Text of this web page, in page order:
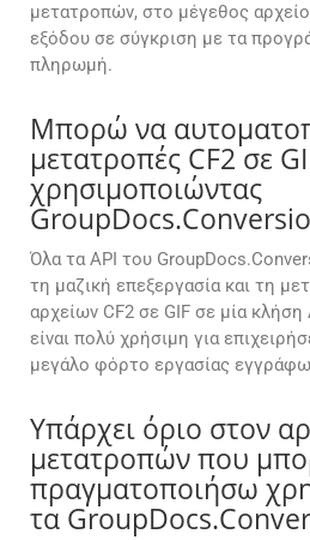
μετατροπών, στο μέγεθος
εξόδου σε σύγκριση με τα
πληρωμή.
Μπορώ να
μετατροπές CF2 σε
χρησιμοποιώντας
Όλα τα API του
τη μαζική επεξεργασία και τη
αρχείων CF2 σε GIF σε μία
είναι πολύ χρήσιμη για
μεγάλο φόρτο εργασίας
Υπάρχει όριο στον
μετατροπών που
πραγματοποιήσω
τα